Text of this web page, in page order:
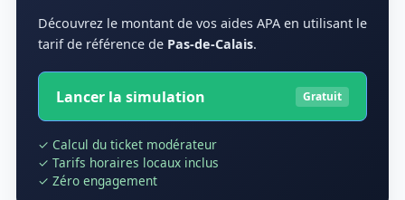
Découvrez le montant de vos aides APA en utilisant le
tarif de référence de Pas-de-Calais.
Lancer la simulation Gratuit
✓ Calcul du ticket modérateur
✓ Tarifs horaires locaux inclus
✓ Zéro engagement